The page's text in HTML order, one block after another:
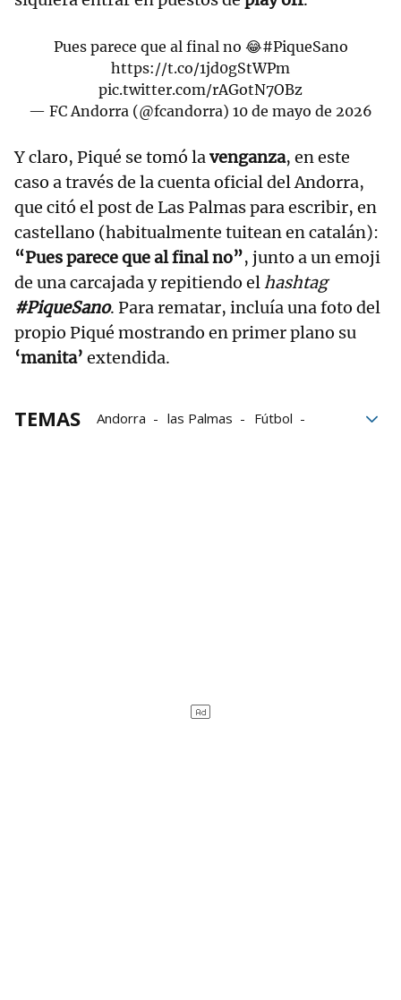
Pues parece que al final no 😂#PiqueSano
https://t.co/1jd0gStWPm
pic.twitter.com/rAGotN7OBz
— FC Andorra (@fcandorra) 10 de mayo de 2026
Y claro, Piqué se tomó lavenganza, en este
caso a través de la cuenta oficial del Andorra,
que citó el post de Las Palmas para escribir, en
castellano (habitualmente tuitean en catalán):
“Pues parece que al final no”, junto a un emoji
de una carcajada y repitiendo elhashtag
#PiqueSano. Para rematar, incluía una foto del
propio Piqué mostrando en primer plano su
‘manita’ extendida.
TEMAS Andorra las Palmas
Fútbol